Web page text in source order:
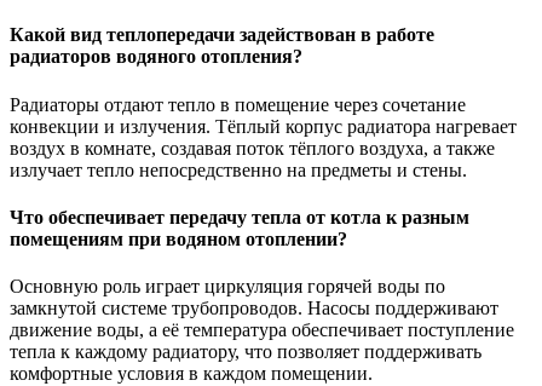
Какой вид теплопередачи задействован в работе
радиаторов водяного отопления?
Радиаторы отдают тепло в помещение через сочетание
конвекции и излучения. Тёплый корпус радиатора нагревает
воздух в комнате, создавая поток тёплого воздуха, а также
излучает тепло непосредственно на предметы и стены.
Что обеспечивает передачу тепла от котла к разным
помещениям при водяном отоплении?
Основную роль играет циркуляция горячей воды по
замкнутой системе трубопроводов. Насосы поддерживают
движение воды, а её температура обеспечивает поступление
тепла к каждому радиатору, что позволяет поддерживать
комфортные условия в каждом помещении.